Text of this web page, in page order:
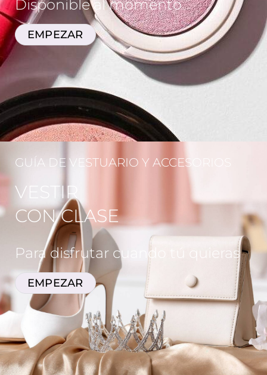
Disponible al momento
EMPEZAR
GUÍA DE VESTUARIO Y ACCESORIOS
VESTIR
CON CLASE
Para disfrutar cuando tú quieras
EMPEZAR